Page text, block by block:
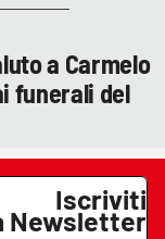
a Carmelo
funerali del
Iscriviti
Newsletter